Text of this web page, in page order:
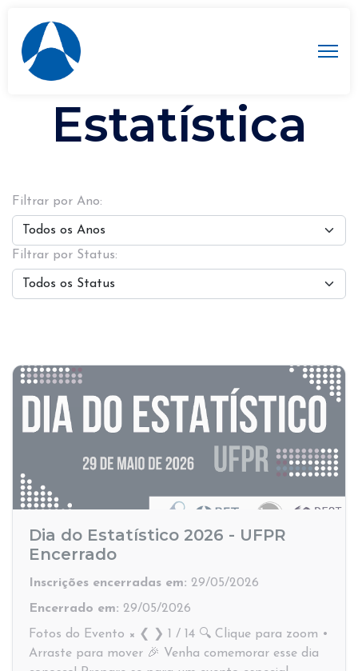
Eventos PET
Estatística
Filtrar por Ano:
Filtrar por Status:
Dia do Estatístico 2026 - UFPR
Encerrado
Inscrições encerradas em: 29/05/2026
Encerrado em: 29/05/2026
Fotos do Evento × ❮ ❯ 1 / 14 🔍 Clique para zoom •
Arraste para mover 🎉 Venha comemorar esse dia